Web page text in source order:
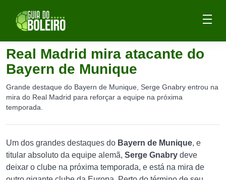
Real Madrid mira atacante do
Bayern de Munique
Grande destaque do Bayern de Munique, Serge Gnabry entrou na
mira do Real Madrid para reforçar a equipe na próxima
temporada.
Um dos grandes destaques do Bayern de Munique, e
titular absoluto da equipe alemã, Serge Gnabry deve
deixar o clube na próxima temporada, e está na mira de